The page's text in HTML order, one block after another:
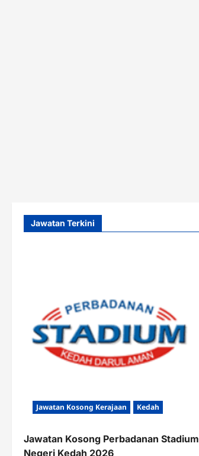
Jawatan Terkini
Jawatan Kosong Kerajaan Kedah
Jawatan Kosong Perbadanan Stadium
Negeri Kedah 2026